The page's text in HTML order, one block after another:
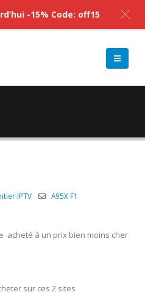
IPTV
A95X F1
acheté à un prix bien moins cher
sur ces 2 sites
-15% Code: off15